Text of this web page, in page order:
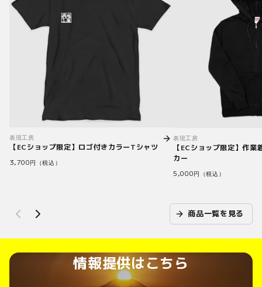
表現工房
【ECショップ限定】ロゴ付きカラーTシャツ
3,700円（税込）
表現工房
【ECショップ限定】作
カー
5,000円（税込）
商品一覧を見る
情報提供はこちら